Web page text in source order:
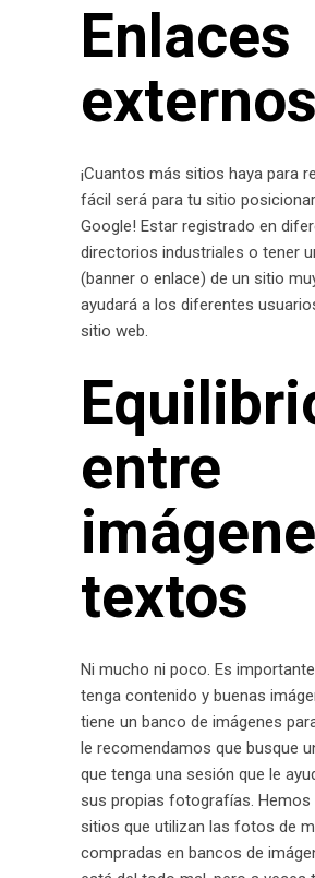
Enlaces
externos
¡Cuantos más sitios haya para
fácil será para tu sitio
Google! Estar registrado en
directorios industriales o tener
(banner o enlace) de un sitio
ayudará a los diferentes
sitio web.
entre
textos
Ni mucho ni poco. Es
tenga contenido y buenas
tiene un banco de imágenes
le recomendamos que busque
que tenga una sesión que le
sus propias fotografías. Hemos
sitios que utilizan las fotos de
compradas en bancos de